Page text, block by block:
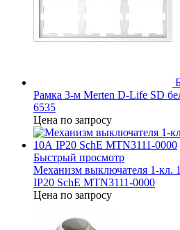
Рамка 3-м Merten D-Life SD
6535
Цена по запросу
Быстрый просмотр
Механизм выключателя 1-кл.
IP20 SchE MTN3111-0000
Цена по запросу